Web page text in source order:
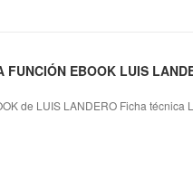
EBOOK LUIS
de LUIS LANDERO Ficha